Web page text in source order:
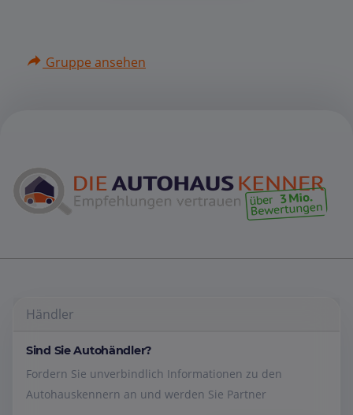
Gruppe ansehen
Händler
Sind Sie Autohändler?
Fordern Sie unverbindlich Informationen zu den
Autohauskennern an und werden Sie Partner